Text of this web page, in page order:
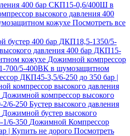
400 бар СКП15-0,6/400Ш в
высокого давления 400
кожухе Посмотреть все
400 бар ДКП18,5-1350/5-
давления 400 бар ДКП15-
кожухе Дожимной компрессор
700/5-400ВК в шумозащитном
ДКП45-3,5/6-250 до 350 бар |
компрессор высокого давления
Дожимной компрессор высокого
6-250 Бустер высокого давления
Дожимной бустер высокого
6-350 Дожимной Компрессор
| Купить не дорого Посмотреть